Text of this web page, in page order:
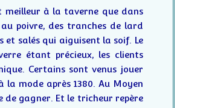
meilleur à la taverne que dans
poivre, des tranches de lard
et salés qui aiguisent la soif. Le
étant précieux, les clients
Certains sont venus jouer
mode après 1380. Au Moyen
de gagner. Et le tricheur repère